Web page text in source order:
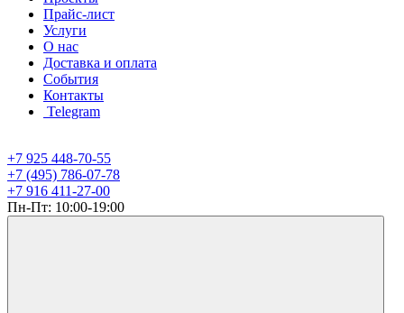
Прайс-лист
Услуги
О нас
Доставка и оплата
События
Контакты
Telegram
+7 925 448-70-55
+7 (495) 786-07-78
+7 916 411-27-00
Пн-Пт: 10:00-19:00